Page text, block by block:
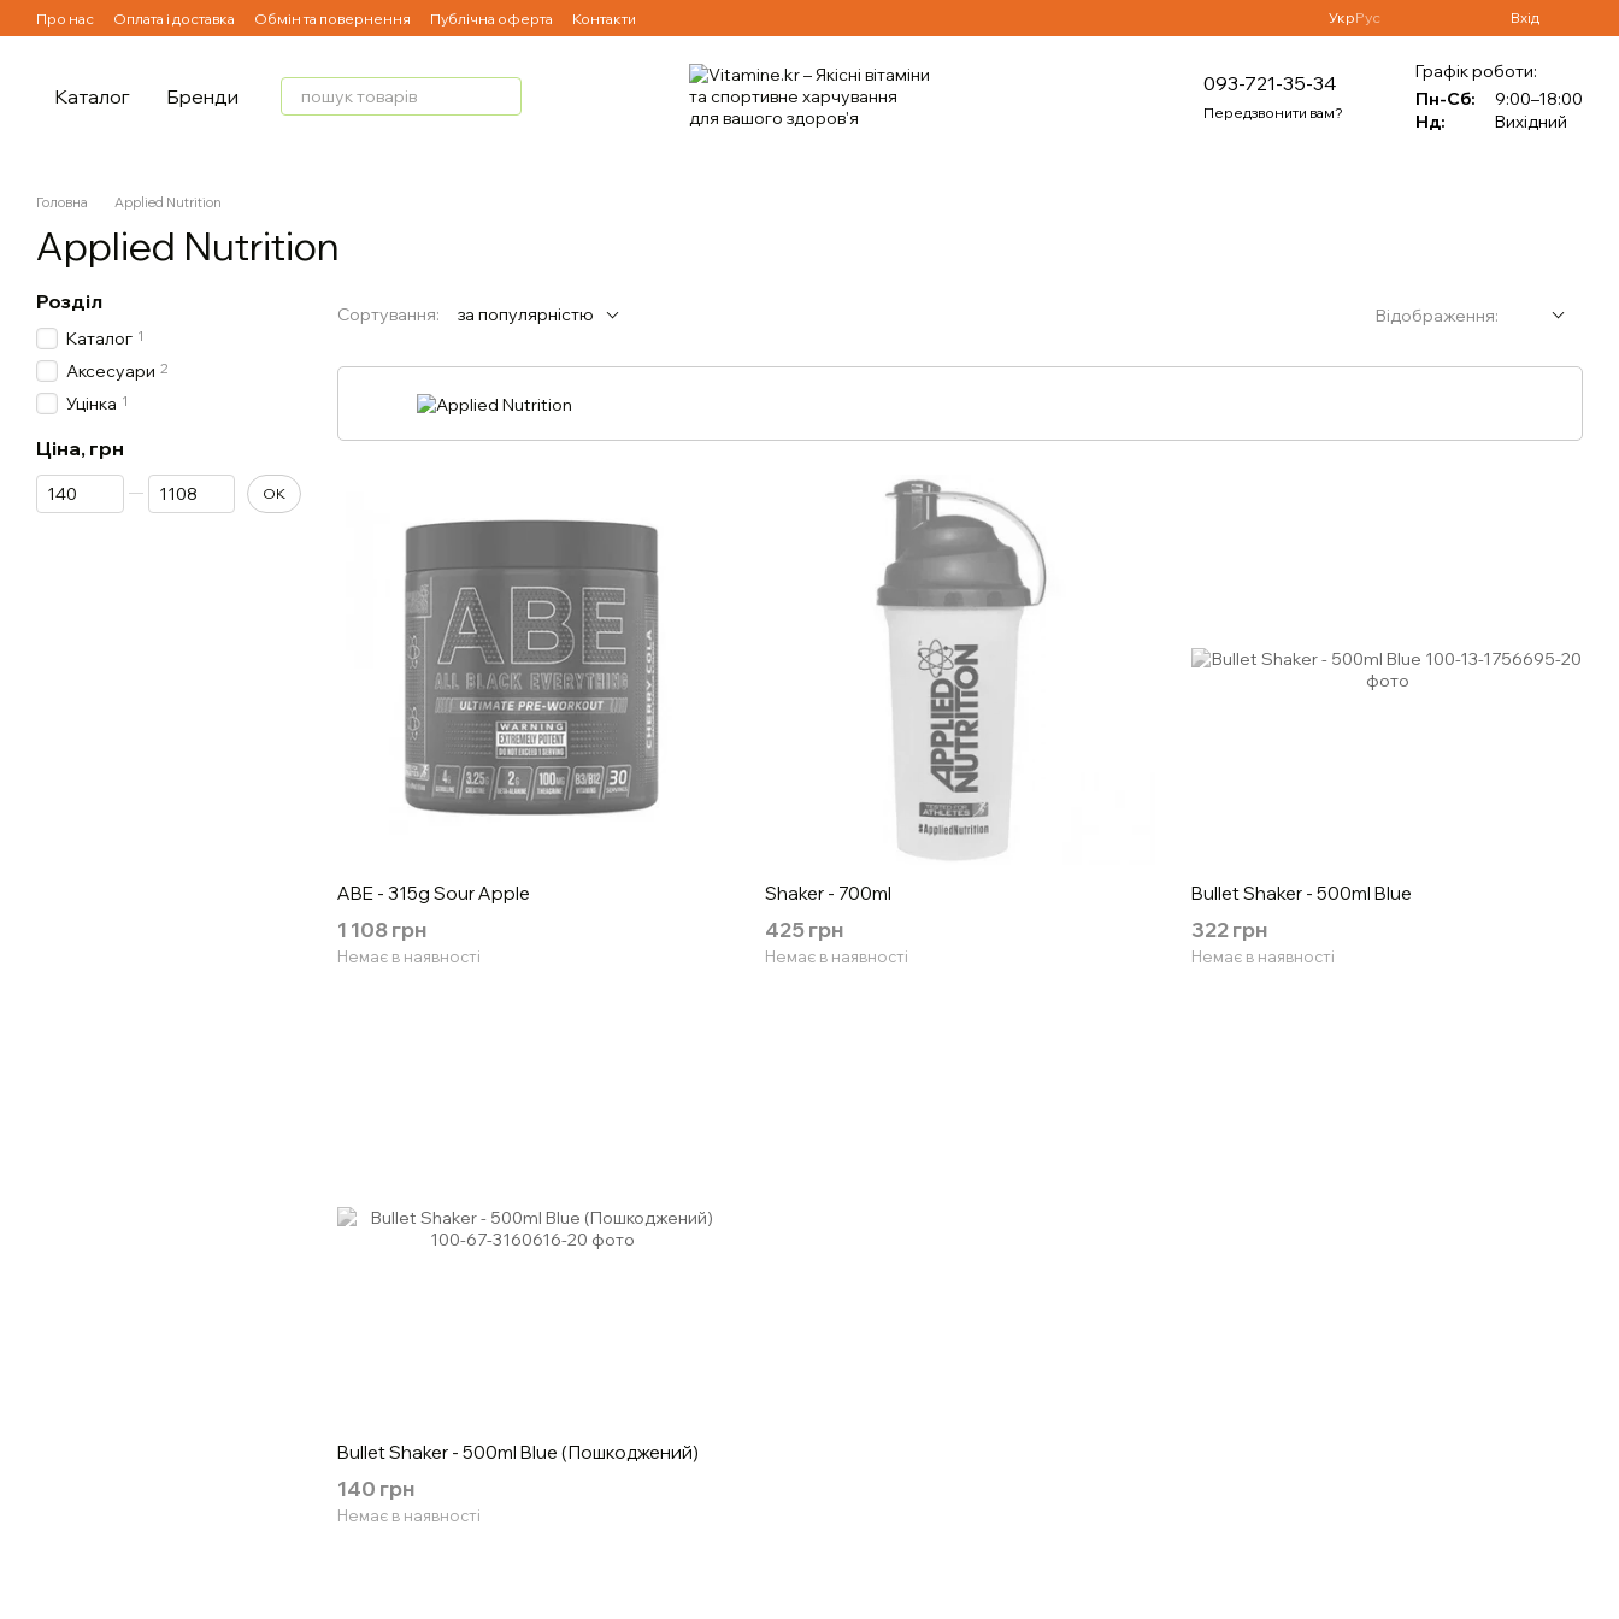
Перейти до основного контенту
Про нас Оплата і доставка Обмін та повернення Публічна оферта Контакти УкрРус Вхід
Каталог Бренди
093-721-35-34
Передзвонити вам?
Графік роботи:
Пн-Сб:
9:00–18:00
Нд:
Вихідний
Головна Applied Nutrition
Applied Nutrition
Сортування: за популярністю Відображення:
ABE - 315g Sour Apple
1 108 грн
Немає в наявності
Shaker - 700ml
425 грн
Немає в наявності
Bullet Shaker - 500ml Blue
322 грн
Немає в наявності
Bullet Shaker - 500ml Blue (Пошкоджений)
140 грн
Немає в наявності
Розділ
Каталог 1
Аксесуари 2
Уцінка 1
Ціна, грн
Від Ціна, грн
До Ціна, грн ОК